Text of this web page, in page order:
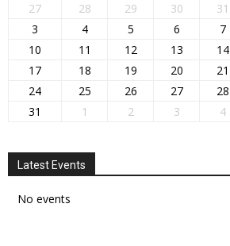
27
28 29 30 31
3
4 5 6 7
10
11 12 13 14
17
18 19 20 21
24
25 26 27 28
31
1 2 3 4
Latest Events
No events